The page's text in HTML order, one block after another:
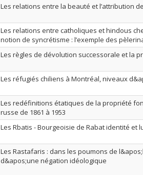
Les relations entre la beauté et l’attribution
Les relations entre catholiques et hindous
notion de syncrétisme : l’exemple des
Les règles de dévolution successorale et la
Les réfugiés chiliens à Montréal, niveaux
Les redéfinitions étatiques de la propriété
russe de 1861 à 1953
Les Rbatis - Bourgeoisie de Rabat identité et
Les Rastafaris : dans les poumons de
d&apos;une négation idéologique